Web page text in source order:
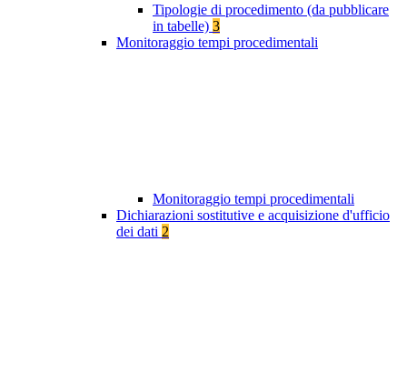
Tipologie di procedimento (da pubblicare
in tabelle) 3
Monitoraggio tempi procedimentali
Monitoraggio tempi procedimentali
Dichiarazioni sostitutive e acquisizione d'ufficio
dei dati 2